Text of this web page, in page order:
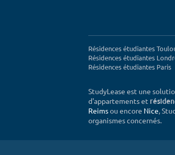
Résidences étudiantes
Résidences étudiantes
Résidences étudiantes Paris
StudyLease est une
d'appartements et
Reimsou encore Nice,
organismes concernés.